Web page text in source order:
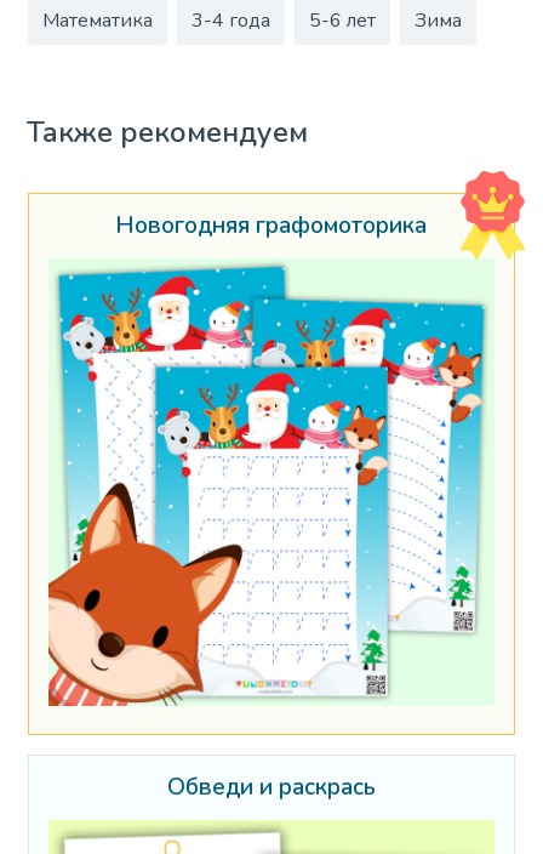
Математика 3-4 года 5-6 лет Зима
Также рекомендуем
Новогодняя графомоторика
Обведи и раскрась